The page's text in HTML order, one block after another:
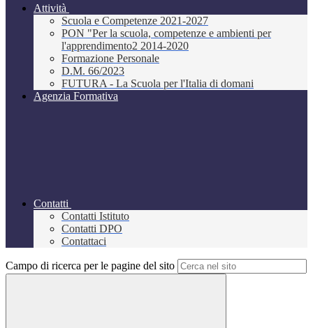
Attività
Scuola e Competenze 2021-2027
PON "Per la scuola, competenze e ambienti per
l'apprendimento2 2014-2020
Formazione Personale
D.M. 66/2023
FUTURA - La Scuola per l'Italia di domani
Agenzia Formativa
Contatti
Contatti Istituto
Contatti DPO
Contattaci
Campo di ricerca per le pagine del sito